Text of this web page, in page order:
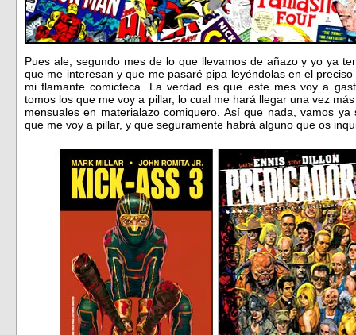
Pues ale, segundo mes de lo que llevamos de añazo y yo ya
que me interesan y que me pasaré pipa leyéndolas en el
mi flamante comicteca. La verdad es que este mes voy a
tomos los que me voy a pillar, lo cual me hará llegar una vez
mensuales en materialazo comiquero. Así que nada, vamos
que me voy a pillar, y que seguramente habrá alguno que os